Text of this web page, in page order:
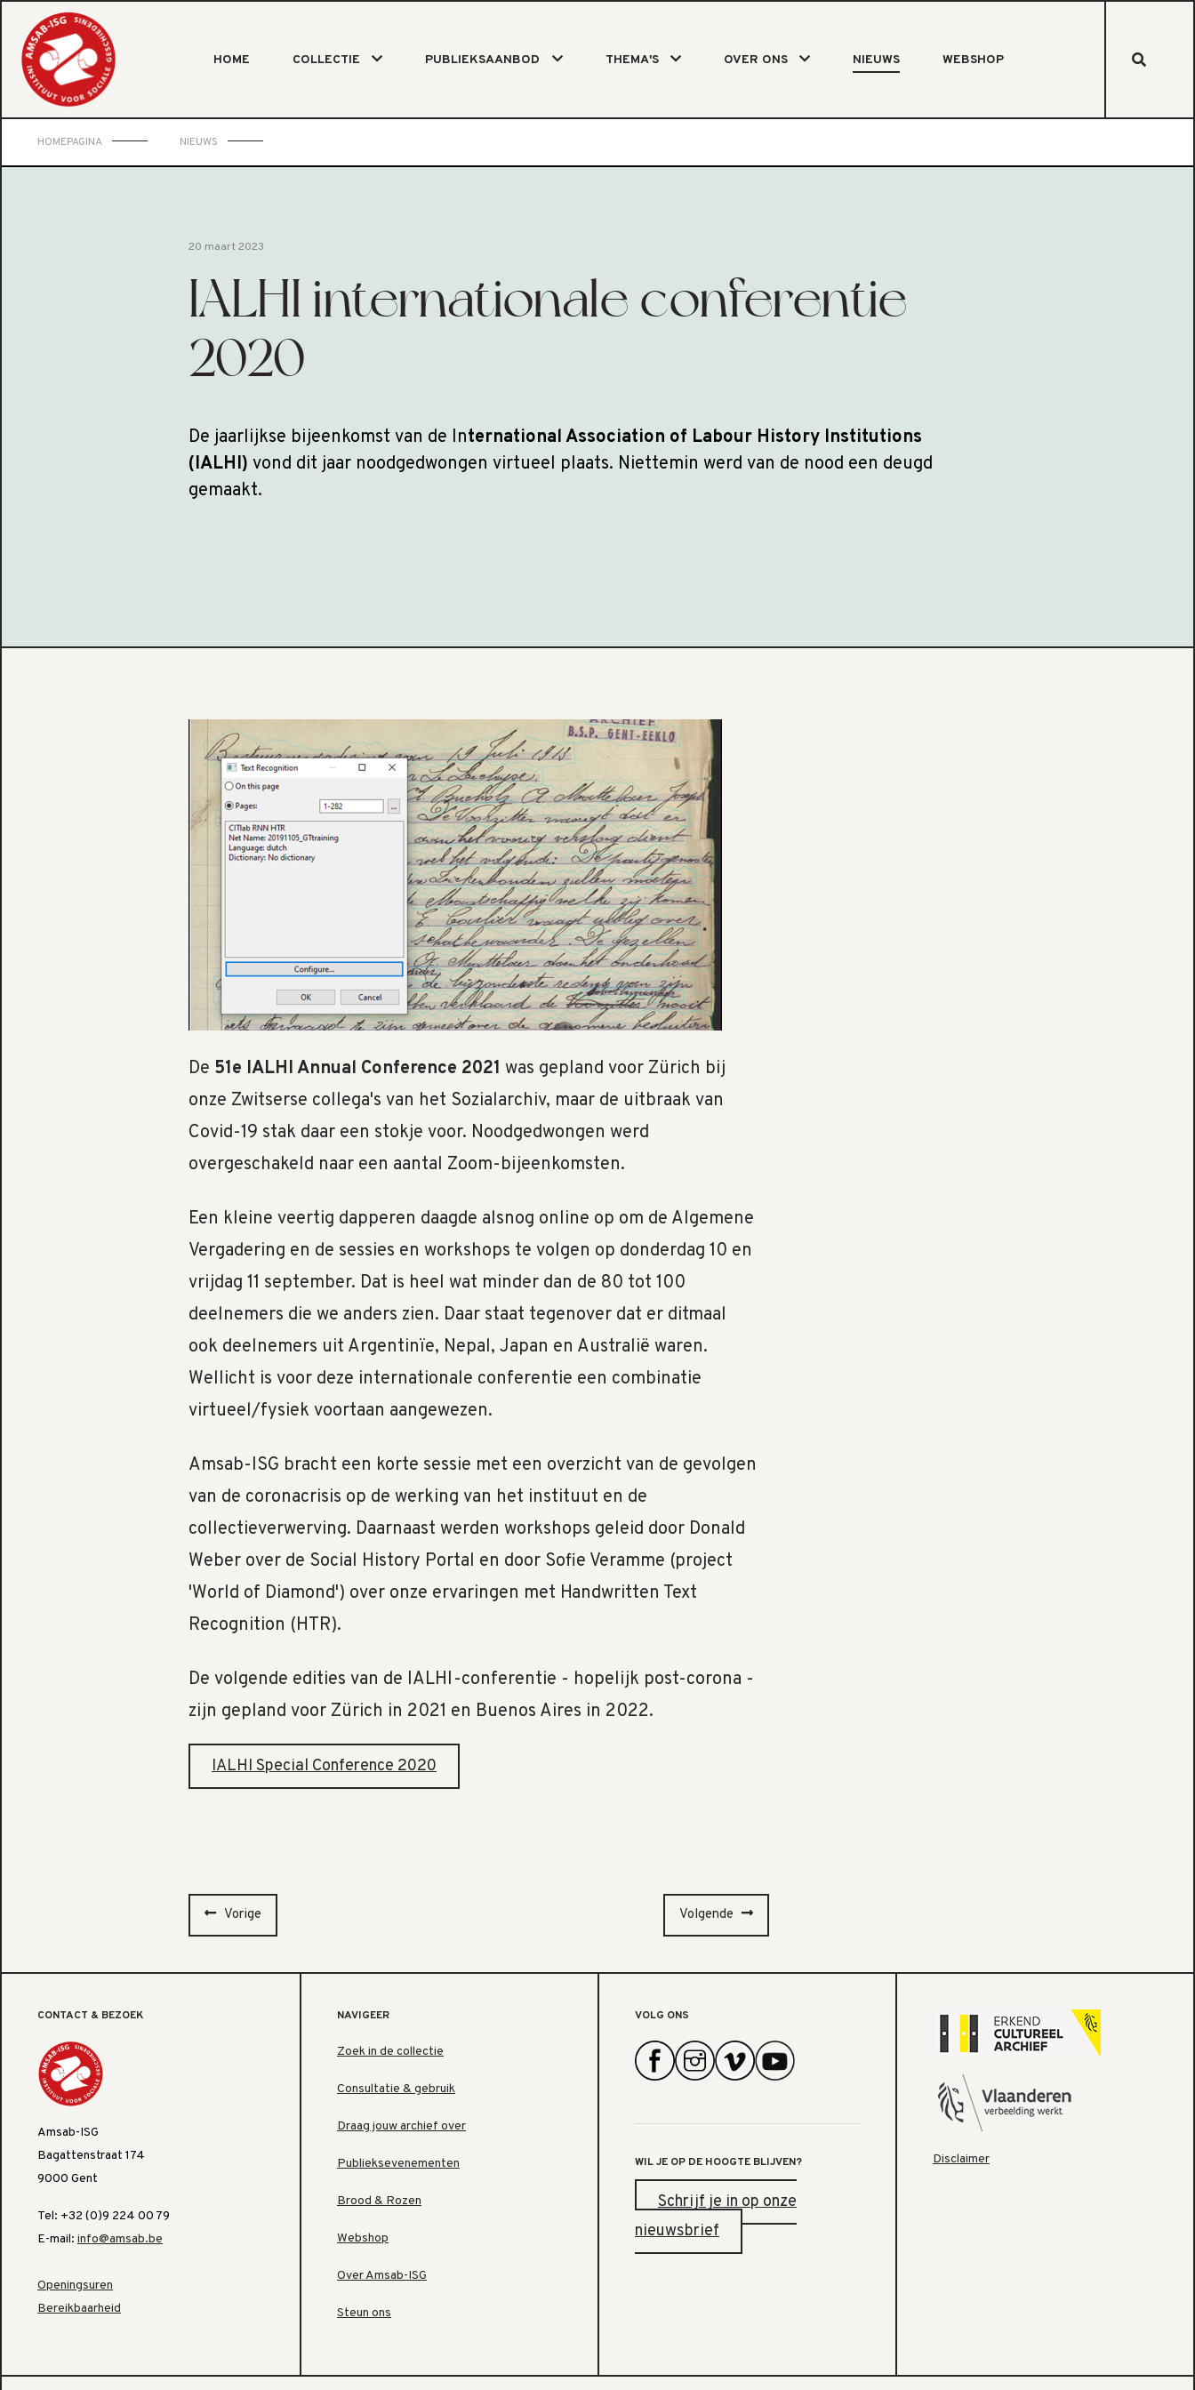
HOME COLLECTIE PUBLIEKSAANBOD THEMA'S OVER ONS NIEUWS WEBSHOP
HOMEPAGINA NIEUWS
20 maart 2023
IALHI internationale conferentie
2020
De jaarlijkse bijeenkomst van de International Association of Labour History Institutions
(IALHI) vond dit jaar noodgedwongen virtueel plaats. Niettemin werd van de nood een deugd
gemaakt.
De 51e IALHI Annual Conference 2021 was gepland voor Zürich bij
onze Zwitserse collega's van het Sozialarchiv, maar de uitbraak van
Covid-19 stak daar een stokje voor. Noodgedwongen werd
overgeschakeld naar een aantal Zoom-bijeenkomsten.
Een kleine veertig dapperen daagde alsnog online op om de Algemene
Vergadering en de sessies en workshops te volgen op donderdag 10 en
vrijdag 11 september. Dat is heel wat minder dan de 80 tot 100
deelnemers die we anders zien. Daar staat tegenover dat er ditmaal
ook deelnemers uit Argentinïe, Nepal, Japan en Australië waren.
Wellicht is voor deze internationale conferentie een combinatie
virtueel/fysiek voortaan aangewezen.
Amsab-ISG bracht een korte sessie met een overzicht van de gevolgen
van de coronacrisis op de werking van het instituut en de
collectieverwerving. Daarnaast werden workshops geleid door Donald
Weber over de Social History Portal en door Sofie Veramme (project
'World of Diamond') over onze ervaringen met Handwritten Text
Recognition (HTR).
De volgende edities van de IALHI-conferentie - hopelijk post-corona -
zijn gepland voor Zürich in 2021 en Buenos Aires in 2022.
IALHI Special Conference 2020
Vorige Volgende
CONTACT & BEZOEK
Amsab-ISG
Bagattenstraat 174
9000 Gent
Tel: +32 (0)9 224 00 79
E-mail: info@amsab.be
Openingsuren
Bereikbaarheid
NAVIGEER
Zoek in de collectie
Consultatie & gebruik
Draag jouw archief over
Publieksevenementen
Brood & Rozen
Webshop
Over Amsab-ISG
Steun ons
VOLG ONS
WIL JE OP DE HOOGTE BLIJVEN?
Schrijf je in op onze
nieuwsbrief
Disclaimer